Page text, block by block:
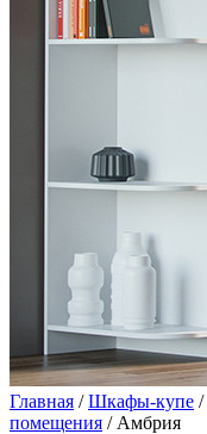
Главная /Шкафы-купе /
помещения / Амбрия